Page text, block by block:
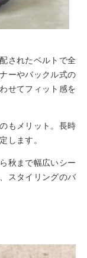
されたベルトで全
ーやバックル式の
せてフィット感を
もメリット。長時
します。
秋まで幅広いシー
スタイリングのバ